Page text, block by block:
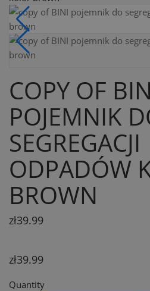
COPY OF
POJEMNIK
SEGREGACJI
ODPADÓW
BROWN
zł39.99
zł39.99
Quantity